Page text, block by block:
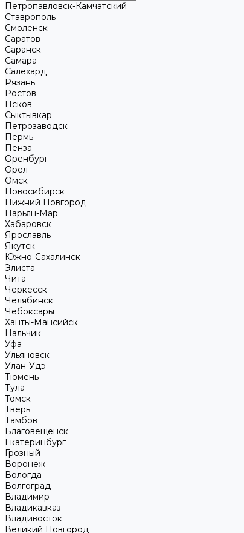
Петропавловск-Камчатский
Ставрополь
Смоленск
Саратов
Саранск
Самара
Салехард
Рязань
Ростов
Псков
Сыктывкар
Петрозаводск
Пермь
Пенза
Оренбург
Орел
Омск
Новосибирск
Нижний Новгород
Нарьян-Мар
Хабаровск
Ярославль
Якутск
Южно-Сахалинск
Элиста
Чита
Черкесск
Челябинск
Чебоксары
Ханты-Мансийск
Нальчик
Уфа
Ульяновск
Улан-Удэ
Тюмень
Тула
Томск
Тверь
Тамбов
Благовещенск
Екатеринбург
Грозный
Воронеж
Вологда
Волгоград
Владимир
Владикавказ
Владивосток
Великий Новгород